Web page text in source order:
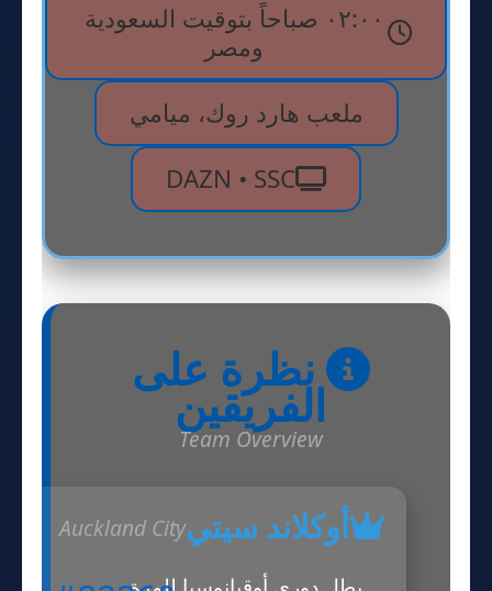
٠٢:٠٠ صباحاً بتوقيت السعودية
ومصر
ملعب هارد روك، ميامي
DAZN • SSC
نظرة على
الفريقين
Team Overview
أوكلاند سيتيAuckland City